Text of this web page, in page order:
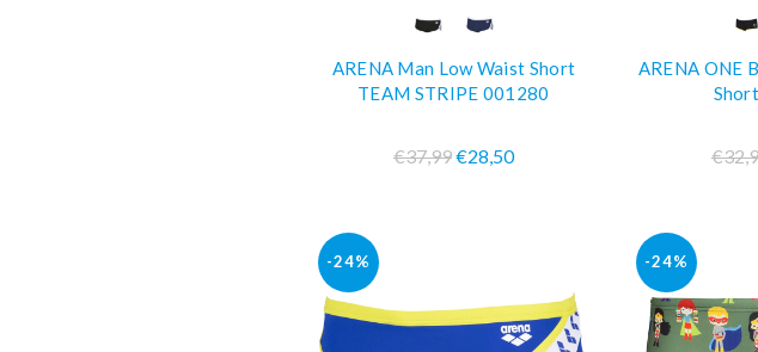
COMPRA SUBITO
ARENA Man Low Waist Short
TEAM STRIPE 001280
€37,99€28,50
ARENA ONE
-24% -24%